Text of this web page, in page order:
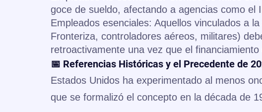
goce de sueldo, afectando a agencias como el
Empleados esenciales: Aquellos vinculados a
Fronteriza, controladores aéreos, militares)
retroactivamente una vez que el
📅 Referencias Históricas y el Precedente de
Estados Unidos ha experimentado al menos
que se formalizó el concepto en la década de